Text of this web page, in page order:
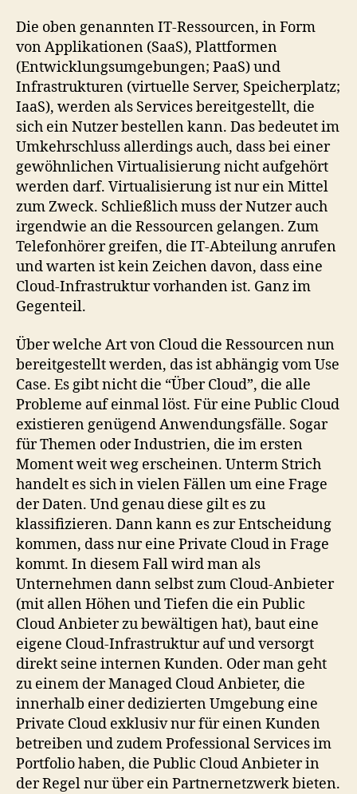
Die oben genannten IT-Ressourcen, in Form
von Applikationen (SaaS), Plattformen
(Entwicklungsumgebungen; PaaS) und
Infrastrukturen (virtuelle Server, Speicherplatz;
IaaS), werden als Services bereitgestellt, die
sich ein Nutzer bestellen kann. Das bedeutet im
Umkehrschluss allerdings auch, dass bei einer
gewöhnlichen Virtualisierung nicht aufgehört
werden darf. Virtualisierung ist nur ein Mittel
zum Zweck. Schließlich muss der Nutzer auch
irgendwie an die Ressourcen gelangen. Zum
Telefonhörer greifen, die IT-Abteilung anrufen
und warten ist kein Zeichen davon, dass eine
Cloud-Infrastruktur vorhanden ist. Ganz im
Gegenteil.
Über welche Art von Cloud die Ressourcen nun
bereitgestellt werden, das ist abhängig vom Use
Case. Es gibt nicht die “Über Cloud”, die alle
Probleme auf einmal löst. Für eine Public Cloud
existieren genügend Anwendungsfälle. Sogar
für Themen oder Industrien, die im ersten
Moment weit weg erscheinen. Unterm Strich
handelt es sich in vielen Fällen um eine Frage
der Daten. Und genau diese gilt es zu
klassifizieren. Dann kann es zur Entscheidung
kommen, dass nur eine Private Cloud in Frage
kommt. In diesem Fall wird man als
Unternehmen dann selbst zum Cloud-Anbieter
(mit allen Höhen und Tiefen die ein Public
Cloud Anbieter zu bewältigen hat), baut eine
eigene Cloud-Infrastruktur auf und versorgt
direkt seine internen Kunden. Oder man geht
zu einem der Managed Cloud Anbieter, die
innerhalb einer dedizierten Umgebung eine
Private Cloud exklusiv nur für einen Kunden
betreiben und zudem Professional Services im
Portfolio haben, die Public Cloud Anbieter in
der Regel nur über ein Partnernetzwerk bieten.